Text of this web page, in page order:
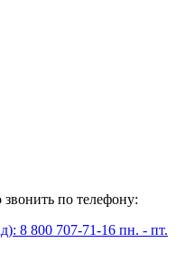
по телефону:
8 800 707-71-16 пн. - пт.